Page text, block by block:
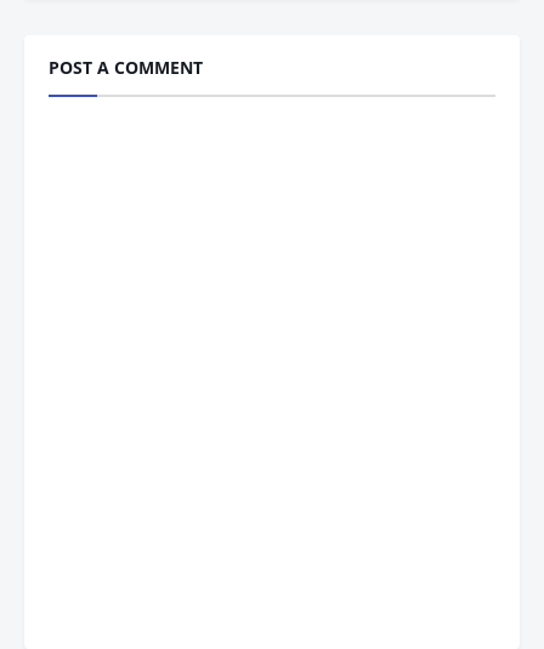
POST A COMMENT